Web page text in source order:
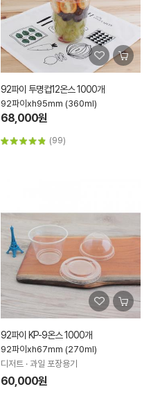
92파이 투명컵12온스 1000개
92파이xh95mm (360ml)
68,000원
(99)
92파이 KP-9온스 1000개
92파이xh67mm (270ml)
디저트 · 과일 포장용기
60,000원